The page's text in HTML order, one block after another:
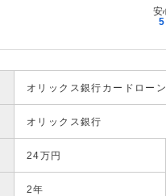
オリックス銀行カードローン
オリックス銀行
24万円
2年